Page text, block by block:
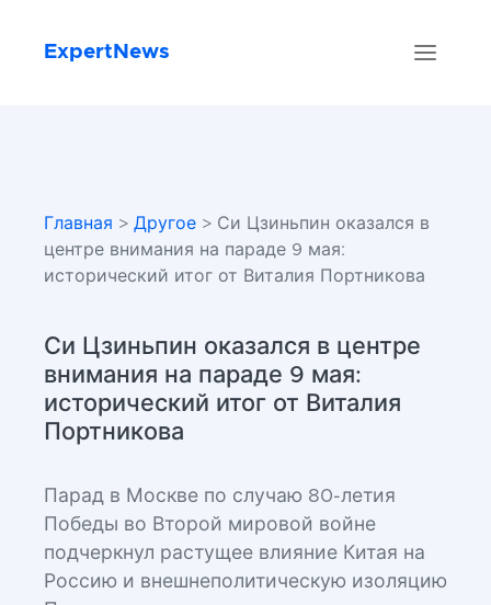
ExpertNews
Главная > Другое > Си Цзиньпин оказался в
центре внимания на параде 9 мая:
исторический итог от Виталия Портникова
Си Цзиньпин оказался в центре
внимания на параде 9 мая:
исторический итог от Виталия
Портникова
Парад в Москве по случаю 80-летия
Победы во Второй мировой войне
подчеркнул растущее влияние Китая на
Россию и внешнеполитическую изоляцию